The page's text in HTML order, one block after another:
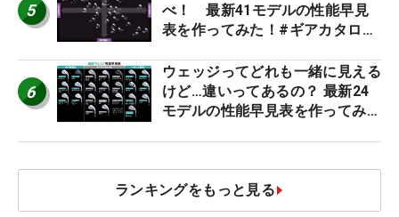
5
べ！ 最新41モデルの性能早見
表を作ってみた！#ギアカタログ
6
ウェッジってどれも一緒に見える
けど…違いってあるの？ 最新24
モデルの性能早見表を作ってみ
ランキングをもっと見る